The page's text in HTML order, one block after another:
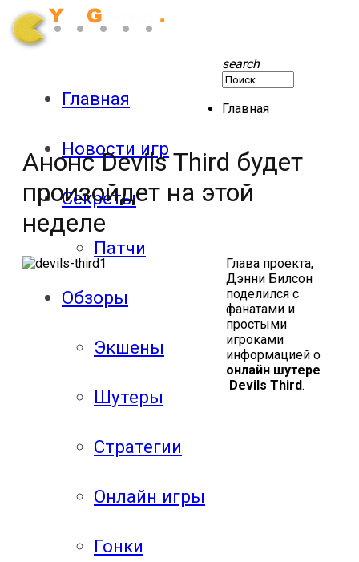
Главная
Новости игр
Секреты
Патчи
Обзоры
Экшены
Шутеры
Стратегии
Онлайн игры
Гонки
search
Главная
Анонс Devils Third будет
произойдет на этой
неделе
Глава проекта,
Дэнни Билсон
поделился с
фанатами и
простыми
игроками
информацией о
онлайн шутере
Devils Third.